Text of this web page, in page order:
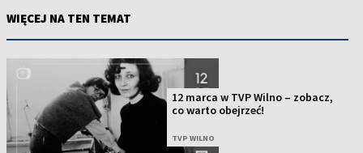
WIĘCEJ NA TEN TEMAT
12 marca w TVP Wilno – zobacz,
co warto obejrzeć!
TVP WILNO